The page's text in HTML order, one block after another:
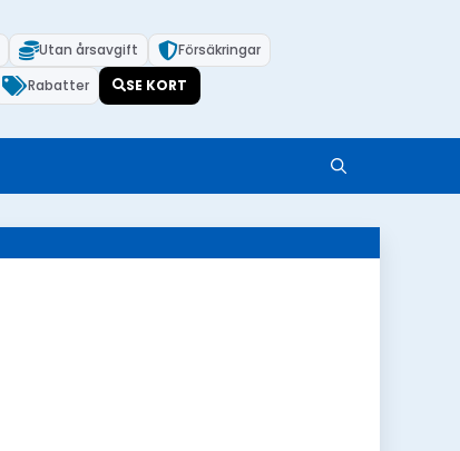
Utan årsavgift
Försäkringar
Rabatter SE KORT